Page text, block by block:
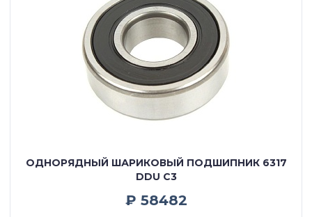
ОДНОРЯДНЫЙ ШАРИКОВЫЙ ПОДШИПНИК 6317
DDU C3
₽ 58482